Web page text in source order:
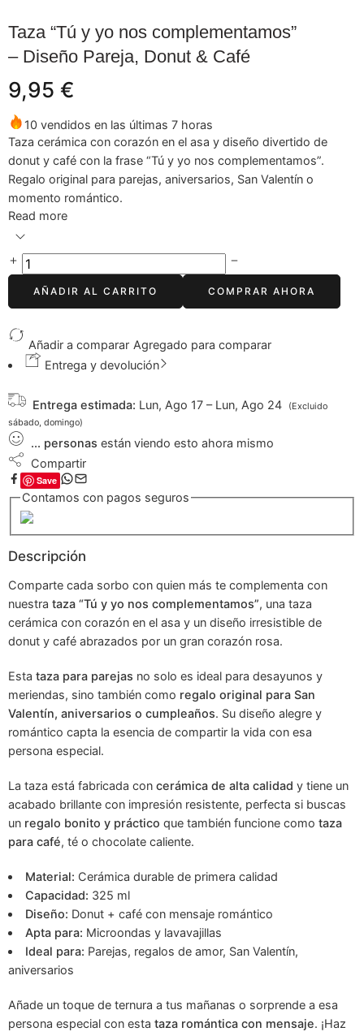
Taza “Tú y yo nos complementamos”
– Diseño Pareja, Donut & Café
9,95 €
10 vendidos en las últimas 7 horas
Taza cerámica con corazón en el asa y diseño divertido de
donut y café con la frase “Tú y yo nos complementamos”.
Regalo original para parejas, aniversarios, San Valentín o
momento romántico.
Read more
AÑADIR AL CARRITO COMPRAR AHORA
Añadir a comparar Agregado para comparar
Entrega y devolución
Entrega estimada: Lun, Ago 17 – Lun, Ago 24
(Excluido
sábado, domingo)
... personas están viendo esto ahora mismo
Compartir
Save
Contamos con pagos seguros
Descripción
Comparte cada sorbo con quien más te complementa con
nuestra taza “Tú y yo nos complementamos”, una taza
cerámica con corazón en el asa y un diseño irresistible de
donut y café abrazados por un gran corazón rosa.
Esta taza para parejas no solo es ideal para desayunos y
meriendas, sino también como regalo original para San
Valentín, aniversarios o cumpleaños. Su diseño alegre y
romántico capta la esencia de compartir la vida con esa
persona especial.
La taza está fabricada con cerámica de alta calidad y tiene un
acabado brillante con impresión resistente, perfecta si buscas
un regalo bonito y práctico que también funcione como taza
para café, té o chocolate caliente.
Material: Cerámica durable de primera calidad
Capacidad: 325 ml
Diseño: Donut + café con mensaje romántico
Apta para: Microondas y lavavajillas
Ideal para: Parejas, regalos de amor, San Valentín,
aniversarios
Añade un toque de ternura a tus mañanas o sorprende a esa
persona especial con esta taza romántica con mensaje. ¡Haz